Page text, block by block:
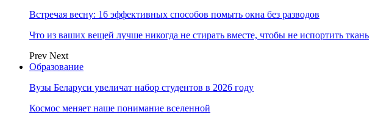
Встречая весну: 16 эффективных способов помыть окна без разводов
Что из ваших вещей лучше никогда не стирать вместе, чтобы не испортить ткань
Prev Next
Образование
Вузы Беларуси увеличат набор студентов в 2026 году
Космос меняет наше понимание вселенной